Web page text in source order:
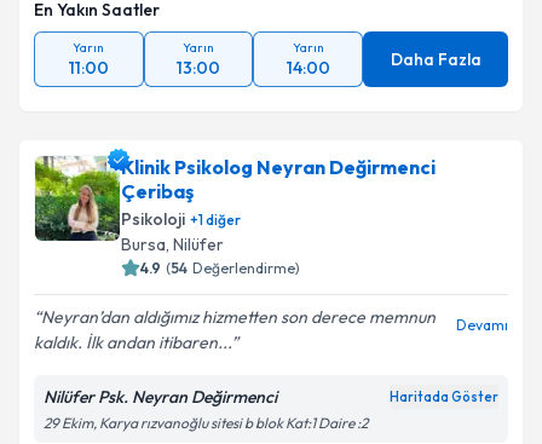
En Yakın Saatler
Yarın
11:00
Yarın
13:00
Yarın
14:00 Daha Fazla
Klinik Psikolog Neyran Değirmenci
Çeribaş
Psikoloji +1diğer
Bursa, Nilüfer
4.9 (54 Değerlendirme)
Neyran’dan aldığımız hizmetten son derece memnun
kaldık. İlk andan itibaren...
Devamı
Nilüfer Psk. Neyran Değirmenci Haritada Göster
29 Ekim, Karya rızvanoğlu sitesi b blok Kat:1 Daire :2